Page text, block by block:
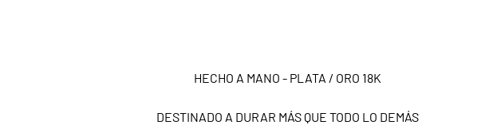
HECHO A MANO - PLATA / ORO 18K
DESTINADO A DURAR MÁS QUE TODO LO DEMÁS